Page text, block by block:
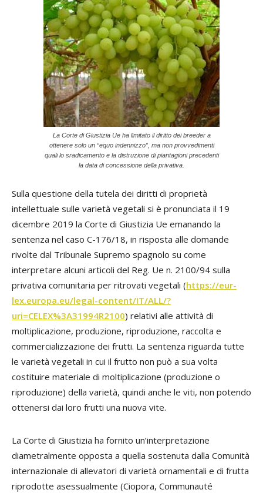
La Corte di Giustizia Ue ha limitato il diritto dei breeder a
ottenere solo un “equo indennizzo”, ma non provvedimenti
quali lo sradicamento e la distruzione di piantagioni precedenti
la data di concessione della privativa.
Sulla questione della tutela dei diritti di proprietà
intellettuale sulle varietà vegetali si è pronunciata il 19
dicembre 2019 la Corte di Giustizia Ue emanando la
sentenza nel caso C-176/18, in risposta alle domande
rivolte dal Tribunale Supremo spagnolo su come
interpretare alcuni articoli del Reg. Ue n. 2100/94 sulla
privativa comunitaria per ritrovati vegetali (https://eur-
lex.europa.eu/legal-content/IT/ALL/?
uri=CELEX%3A31994R2100) relativi alle attività di
moltiplicazione, produzione, riproduzione, raccolta e
commercializzazione dei frutti. La sentenza riguarda tutte
le varietà vegetali in cui il frutto non può a sua volta
costituire materiale di moltiplicazione (produzione o
riproduzione) della varietà, quindi anche le viti, non potendo
ottenersi dai loro frutti una nuova vite.
La Corte di Giustizia ha fornito un’interpretazione
diametralmente opposta a quella sostenuta dalla Comunità
internazionale di allevatori di varietà ornamentali e di frutta
riprodotte asessualmente (Ciopora, Communauté